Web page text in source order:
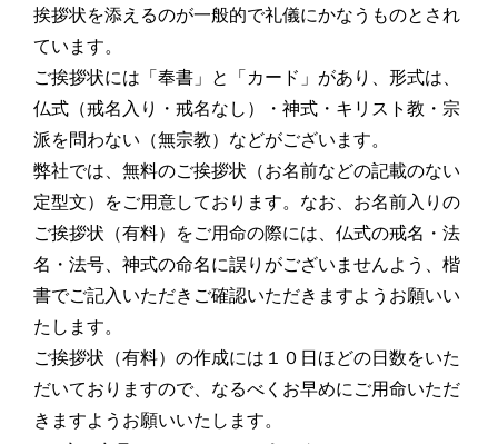
挨拶状を添えるのが一般的で礼儀にかなうものとされ
ています。
ご挨拶状には「奉書」と「カード」があり、形式は、
仏式（戒名入り・戒名なし）・神式・キリスト教・宗
派を問わない（無宗教）などがございます。
弊社では、無料のご挨拶状（お名前などの記載のない
定型文）をご用意しております。なお、お名前入りの
ご挨拶状（有料）をご用命の際には、仏式の戒名・法
名・法号、神式の命名に誤りがございませんよう、楷
書でご記入いただきご確認いただきますようお願いい
たします。
ご挨拶状（有料）の作成には１０日ほどの日数をいた
だいておりますので、なるべくお早めにご用命いただ
きますようお願いいたします。